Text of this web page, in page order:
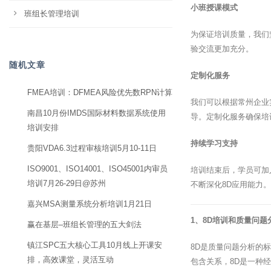
小班授课模式
为保证培训质量，我
验交流更加充分。
定制化服务
我们可以根据常州企
导。定制化服务确保
持续学习支持
培训结束后，学员可
不断深化8D应用能力。
1、8D培训和质量问题
8D是质量问题分析的
包含关系，8D是一种
班组长管理培训
随机文章
FMEA培训：DFMEA风险优先数RPN计算
南昌10月份IMDS国际材料数据系统使用
培训安排
贵阳VDA6.3过程审核培训5月10-11日
ISO9001、ISO14001、ISO45001内审员
培训7月26-29日@苏州
嘉兴MSA测量系统分析培训1月21日
赢在基层–班组长管理的五大剑法
镇江SPC五大核心工具10月线上开课安
排，高效课堂，灵活互动